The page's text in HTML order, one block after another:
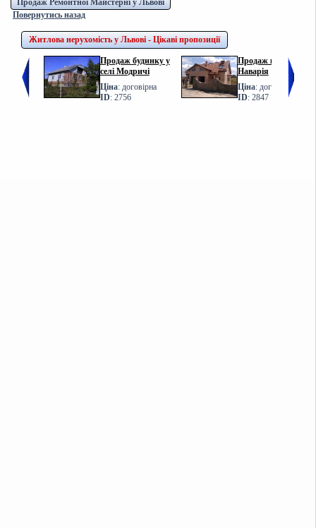
Продаж Ремонтної Майстерні у Львові
Повернутись назад
Житлова нерухомість у Львові - Цікаві пропозиції
Продаж будинку у
селі Модричі
Ціна: договірна
ID: 2756
Продаж котеджу у с.
Наварія
Ціна: договірна
ID: 2847